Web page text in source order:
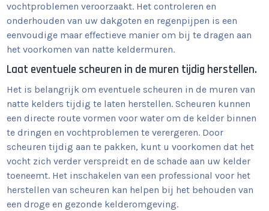
vochtproblemen veroorzaakt. Het controleren en
onderhouden van uw dakgoten en regenpijpen is een
eenvoudige maar effectieve manier om bij te dragen aan
het voorkomen van natte keldermuren.
Laat eventuele scheuren in de muren tijdig herstellen.
Het is belangrijk om eventuele scheuren in de muren van
natte kelders tijdig te laten herstellen. Scheuren kunnen
een directe route vormen voor water om de kelder binnen
te dringen en vochtproblemen te verergeren. Door
scheuren tijdig aan te pakken, kunt u voorkomen dat het
vocht zich verder verspreidt en de schade aan uw kelder
toeneemt. Het inschakelen van een professional voor het
herstellen van scheuren kan helpen bij het behouden van
een droge en gezonde kelderomgeving.